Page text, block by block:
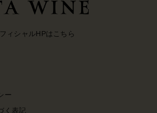
ー
く表記
ィシャルHPはこちら